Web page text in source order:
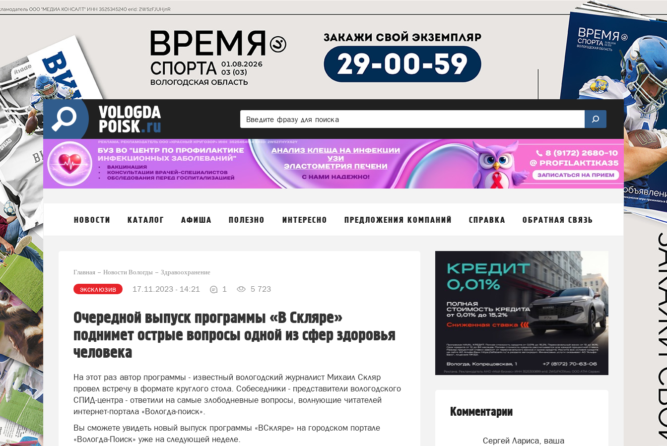
НОВОСТИ КАТАЛОГ АФИША ПОЛЕЗНО ИНТЕРЕСНО ПРЕДЛОЖЕНИЯ КОМПАНИЙ СПРАВКА ОБРАТНАЯ СВЯЗЬ
Главная Новости Вологды Здравоохранение
эксклюзив 17.11.2023 - 14:21 1 5 723
Очередной выпуск программы «В Скляре»
поднимет острые вопросы одной из сфер здоровья
человека
На этот раз автор программы - известный вологодский журналист Михаил Скляр
провел встречу в формате круглого стола. Собеседники - представители вологодского
СПИД-центра - ответили на самые злободневные вопросы, волнующие читателей
интернет-портала «Вологда-поиск».
Вы сможете увидеть новый выпуск программы «ВСкляре» на городском портале
«Вологда-Поиск» уже на следующей неделе.
Комментарии
Сергей Лариса, ваша